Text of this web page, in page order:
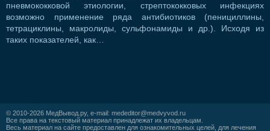
пневмококковой этиологии, стрептококковых инфекциях
возможно применение ряда антибиотиков (пенициллины,
тетрациклины, макролиды, сульфонамиды и др.). Исходя из
таких показателей, как…
© 2010-2026 МедВывод.ру, e-mail: mededitor@medvyvod.ru
Все права на текстовый материал принадлежат их владельцам.
Весь материал на сайте предоставлен для ознакомительных целей, для лечения